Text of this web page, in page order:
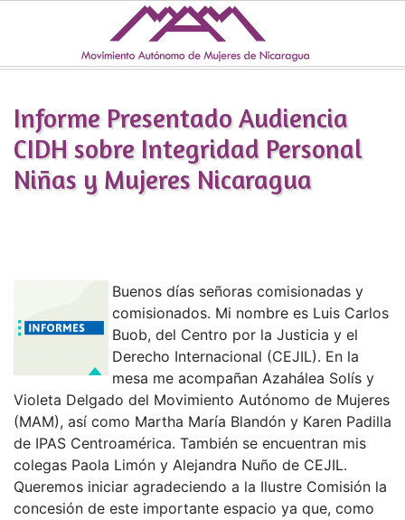
Skip to main content
Informe Presentado Audiencia
CIDH sobre Integridad Personal
Niñas y Mujeres Nicaragua
Buenos días señoras comisionadas y
comisionados. Mi nombre es Luis Carlos
Buob, del Centro por la Justicia y el
Derecho Internacional (CEJIL). En la
mesa me acompañan Azahálea Solís y
Violeta Delgado del Movimiento Autónomo de Mujeres
(MAM), así como Martha María Blandón y Karen Padilla
de IPAS Centroamérica. También se encuentran mis
colegas Paola Limón y Alejandra Nuño de CEJIL.
Queremos iniciar agradeciendo a la Ilustre Comisión la
concesión de este importante espacio ya que, como